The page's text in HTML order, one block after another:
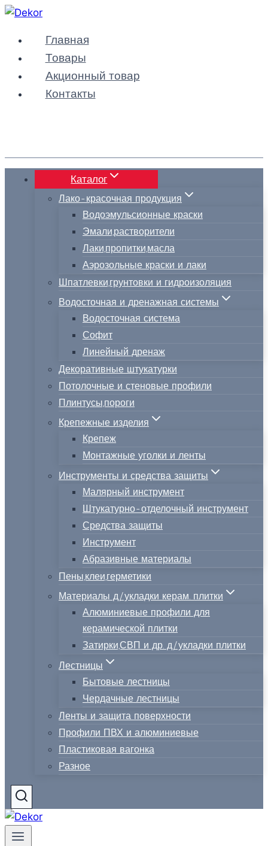
Перейти
содержимому
Главная
Товары
Акционный товар
Контакты
Каталог
Лако-красочная продукция
Водоэмульсионные краски
Эмали,растворители
Лаки,пропитки,масла
Аэрозольные краски и лаки
Шпатлевки,грунтовки и гидроизоляция
Водосточная и дренажная системы
Водосточная система
Софит
Линейный дренаж
Декоративные штукатурки
Потолочные и стеновые профили
Плинтусы,пороги
Крепежные изделия
Крепеж
Монтажные уголки и ленты
Инструменты и средства защиты
Малярный инструмент
Штукатурно-отделочный инструмент
Средства защиты
Инструмент
Абразивные материалы
Пены,клеи,герметики
Материалы д/укладки керам. плитки
Алюминиевые профили для
керамической плитки
Затирки,СВП и др. д/укладки плитки
Лестницы
Бытовые лестницы
Чердачные лестницы
Ленты и защита поверхности
Профили ПВХ и алюминиевые
Пластиковая вагонка
Разное